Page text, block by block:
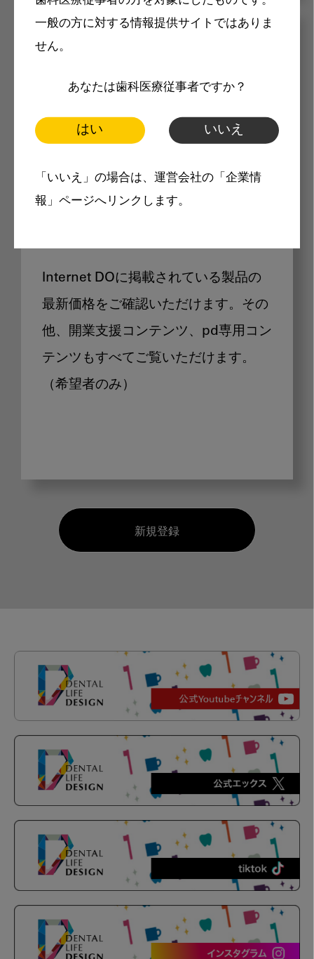
一般の方に対する情報提供サイトではありま
せん。
あなたは歯科医療従事者ですか？
はい いいえ
「いいえ」の場合は、運営会社の「企業情
報」ページへリンクします。
Internet DOに掲載されている
製品価格も閲覧可能
Internet DOに掲載されている製品の
最新価格をご確認いただけます。その
他、開業支援コンテンツ、pd専用コン
テンツもすべてご覧いただけます。
（希望者のみ）
新規登録